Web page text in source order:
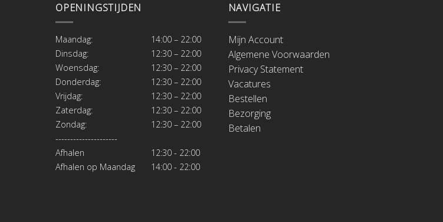
OPENINGSTIJDEN
Maandag:
14:00 – 22:00
Dinsdag:
12:30 – 22:00
Woensdag:
12:30 – 22:00
Donderdag:
12:30 – 22:00
Vrijdag:
12:30 – 22:00
Zaterdag:
12:30 – 22:00
Zondag:
12:30 – 22:00
---------------------
Afhalen
12:30 - 22:00
Afhalen op Maandag
14:00 - 22:00
NAVIGATIE
Mijn Account
Algemene Voorwaarden
Privacy Statement
Vacatures
Bestellen
Bezorging
Betalen